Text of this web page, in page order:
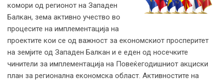
комори од регионот на Западен
Балкан, зема активно учество во
процесите на имплементација на
проектите кои се од важност за економскиот просперитет
на земјите од Западен Балкан и е еден од носечките
чинители за имплементација на Повеќегодишниот акциски
план за регионална економска област. Активностите на